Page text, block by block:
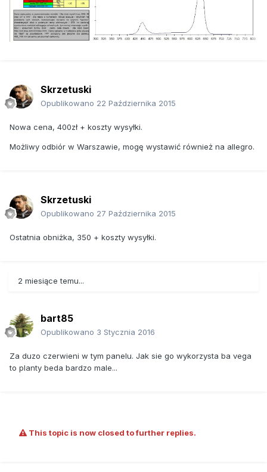
Skrzetuski
Opublikowano 22 Października 2015
Nowa cena, 400zł + koszty wysyłki.
Możliwy odbiór w Warszawie, mogę wystawić również na allegro.
Skrzetuski
Opublikowano 27 Października 2015
Ostatnia obniżka, 350 + koszty wysyłki.
2 miesiące temu...
bart85
Opublikowano 3 Stycznia 2016
Za duzo czerwieni w tym panelu. Jak sie go wykorzysta ba vega
to planty beda bardzo male...
This topic is now closed to further replies.